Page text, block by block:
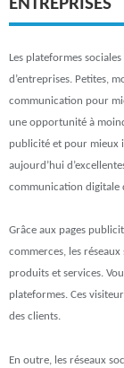
ENTREPRISES
Les plateformes
d’entreprises. Petites,
communication pour
une opportunité à
publicité et pour mieux
aujourd’hui
communication digitale
Grâce aux pages
commerces, les
produits et services.
plateformes. Ces
des clients.
En outre, les réseaux